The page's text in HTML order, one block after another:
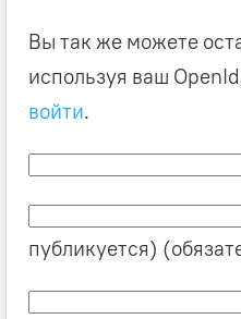
Вы так же можете
используя ваш
войти.
публикуется)